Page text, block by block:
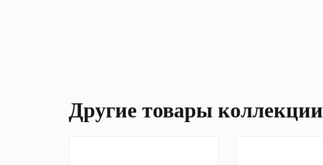
Другие товары коллекции